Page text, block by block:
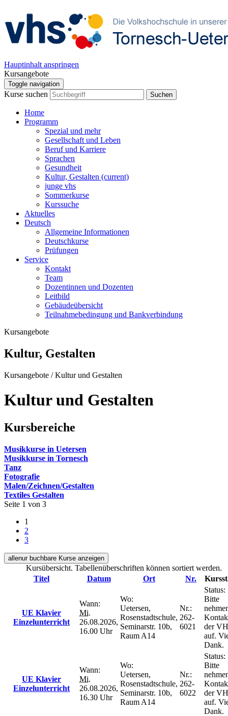
Hauptinhalt anspringen
Kursangebote
Toggle navigation
Kurse suchen Suchen
Home
Programm
Spezial und mehr
Gesellschaft und Leben
Beruf und Karriere
Sprachen
Gesundheit
Kultur, Gestalten (current)
junge vhs
Sommerkurse
Kurssuche
Aktuelles
Deutsch
Allgemeine Informationen
Deutschkurse
Prüfungen
Service
Kontakt
Team
Dozentinnen und Dozenten
Leitbild
Gebäudeübersicht
Teilnahmebedingung und Bankverbindung
Kursangebote
Kultur, Gestalten
Kursangebote /Kultur und Gestalten
Kultur und Gestalten
Kursbereiche
Musikkurse in Uetersen
Musikkurse in Tornesch
Tanz
Fotografie
Malen/Zeichnen/Gestalten
Textiles Gestalten
Seite 1 von 3
1
2
3
allenur buchbare Kurse anzeigen
Kursübersicht. Tabellenüberschriften können sortiert werden.
Titel
Datum Ort Nr.
UE Klavier
Einzelunterricht
Wann:
Mi.
26.08.2026,
16.00 Uhr
Wo:
Uetersen,
Rosenstadtschule,
Seminarstr. 10b,
Raum A14
Nr.:
262-
6021
Status:
Bitte
der
auf.
Dank.
UE Klavier
Einzelunterricht
Wann:
Mi.
26.08.2026,
16.30 Uhr
Wo:
Uetersen,
Rosenstadtschule,
Seminarstr. 10b,
Raum A14
Nr.:
262-
6022
Status:
Bitte
der
auf.
Dank.